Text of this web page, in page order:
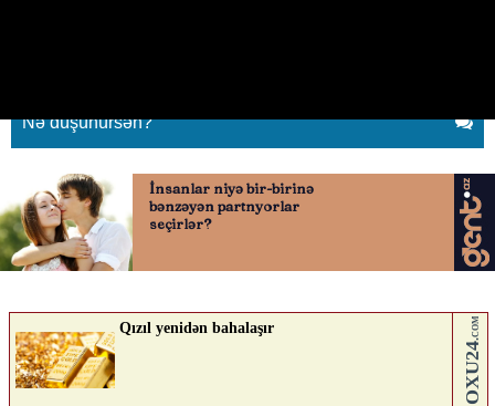
Nə düşünürsən?